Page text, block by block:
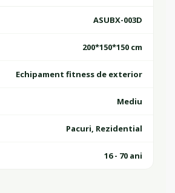
ASUBX-003D
200*150*150 cm
Echipament fitness de exterior
Mediu
Pacuri, Rezidential
16 - 70 ani